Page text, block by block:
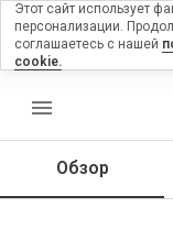
menu
Обзор
на
Как бы
Этот сайт использует
персонализации.
соглашаетесь с нашей
cookie.